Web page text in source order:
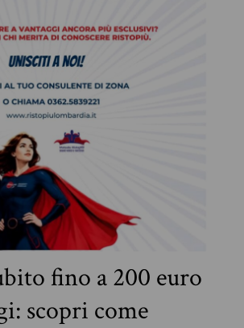
fino a 200 euro
scopri come